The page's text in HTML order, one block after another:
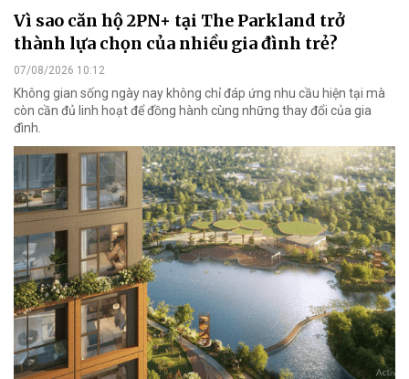
Vì sao căn hộ 2PN+ tại The Parkland trở
thành lựa chọn của nhiều gia đình trẻ?
07/08/2026 10:12
Không gian sống ngày nay không chỉ đáp ứng nhu cầu hiện tại mà
còn cần đủ linh hoạt để đồng hành cùng những thay đổi của gia
đình.